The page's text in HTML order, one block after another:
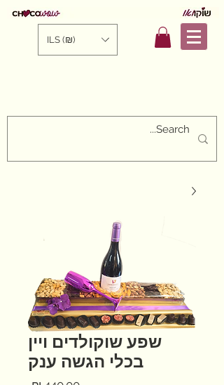
ILS (₪)
שפע שוקולדים ויין
בכלי הגשה ענק